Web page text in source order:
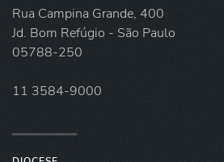
Rua Campina Grande, 400
Jd. Bom Refúgio - São Paulo
05788-250
11 3584-9000